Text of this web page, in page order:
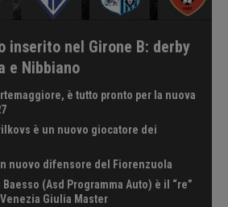
inserito nel Girone B: derby
e Nibbiano
è tutto pronto per la nuova
è un nuovo giocatore dei
nuovo difensore del Fiorenzuola
(Asd Programma Auto) è il “re”
Giulia Master